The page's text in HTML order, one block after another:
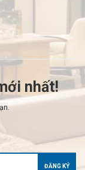
nhất!
ĐĂNG KÝ